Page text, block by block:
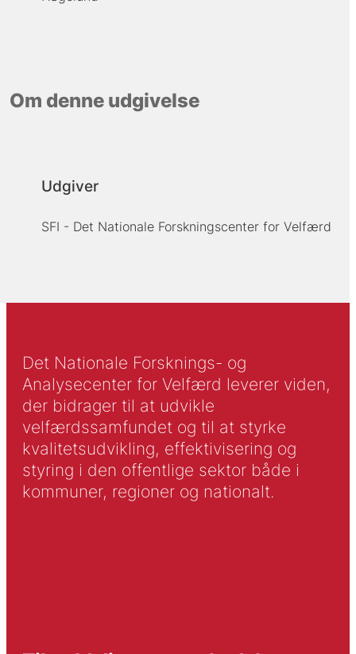
Om denne udgivelse
Udgiver
SFI - Det Nationale Forskningscenter for Velfærd
Det Nationale Forsknings- og
Analysecenter for Velfærd leverer viden,
der bidrager til at udvikle
velfærdssamfundet og til at styrke
kvalitetsudvikling, effektivisering og
styring i den offentlige sektor både i
kommuner, regioner og nationalt.